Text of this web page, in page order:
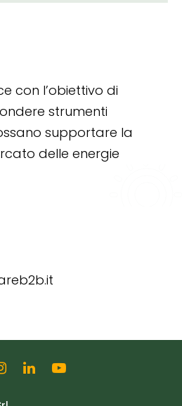
con l’obiettivo di
strumenti
supportare la
delle energie